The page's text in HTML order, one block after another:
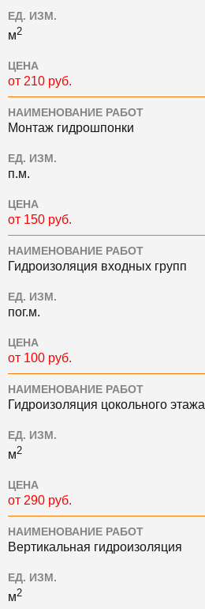
ЕД. ИЗМ.
м2
ЦЕНА
от 210 руб.
НАИМЕНОВАНИЕ РАБОТ
Монтаж гидрошпонки
ЕД. ИЗМ.
п.м.
ЦЕНА
от 150 руб.
НАИМЕНОВАНИЕ РАБОТ
Гидроизоляция входных групп
ЕД. ИЗМ.
пог.м.
ЦЕНА
от 100 руб.
НАИМЕНОВАНИЕ РАБОТ
Гидроизоляция цокольного этажа
ЕД. ИЗМ.
м2
ЦЕНА
от 290 руб.
НАИМЕНОВАНИЕ РАБОТ
Вертикальная гидроизоляция
ЕД. ИЗМ.
м2